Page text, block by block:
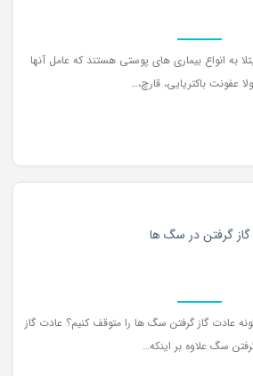
به انواع بیماری های پوستی هستند که عامل آنها
عفونت باکتریایی، قارچ،…
گاز گرفتن در سگ ها
عادت گاز گرفتن سگ ها را متوقف کنیم؟ عادت گاز
سگ علاوه بر اینکه…